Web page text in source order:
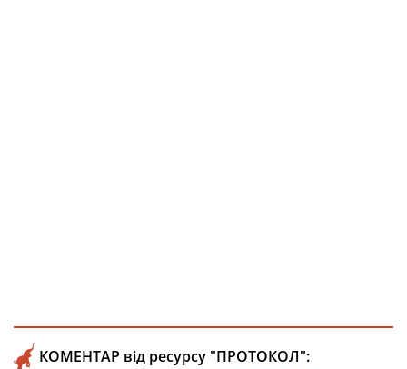
КОМЕНТАР від ресурсу "ПРОТОКОЛ":